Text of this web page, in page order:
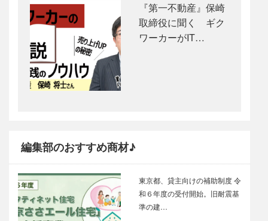
『第一不動産』保崎
取締役に聞く ギク
ワーカーがIT…
編集部のおすすめ商材♪
東京都、貸主向けの補助制度 令
和６年度の受付開始。旧耐震基
準の建…